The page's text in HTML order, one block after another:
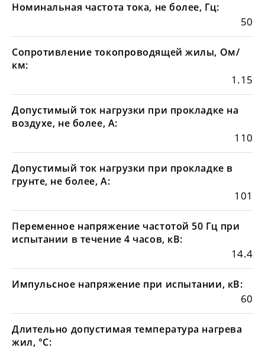
Номинальная частота тока, не более, Гц:
50
Сопротивление токопроводящей жилы, Ом/
км:
1.15
Допустимый ток нагрузки при прокладке на
воздухе, не более, А:
110
Допустимый ток нагрузки при прокладке в
грунте, не более, А:
101
Переменное напряжение частотой 50 Гц при
испытании в течение 4 часов, кВ:
14.4
Импульсное напряжение при испытании, кВ:
60
Длительно допустимая температура нагрева
жил, °С: